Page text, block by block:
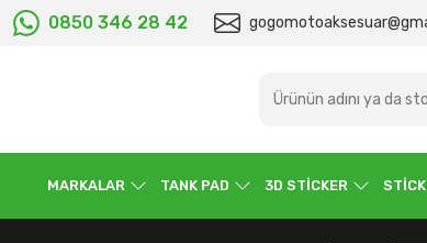
0850 346 28 42
MARKALAR TANK PAD 3D STİCKER